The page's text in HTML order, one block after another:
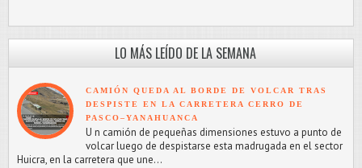
LO MÁS LEÍDO DE LA SEMANA
CAMIÓN QUEDA AL BORDE DE VOLCAR TRAS
DESPISTE EN LA CARRETERA CERRO DE
PASCO–YANAHUANCA
U n camión de pequeñas dimensiones estuvo a punto de
volcar luego de despistarse esta madrugada en el sector
Huicra, en la carretera que une...